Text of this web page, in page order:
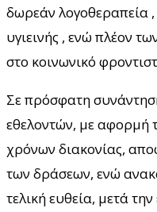
δωρεάν λογοθεραπεία
υγιεινής , ενώ πλέον
στο κοινωνικό
Σε πρόσφατη
εθελοντών, με αφορμή
χρόνων διακονίας,
των δράσεων, ενώ
τελική ευθεία, μετά